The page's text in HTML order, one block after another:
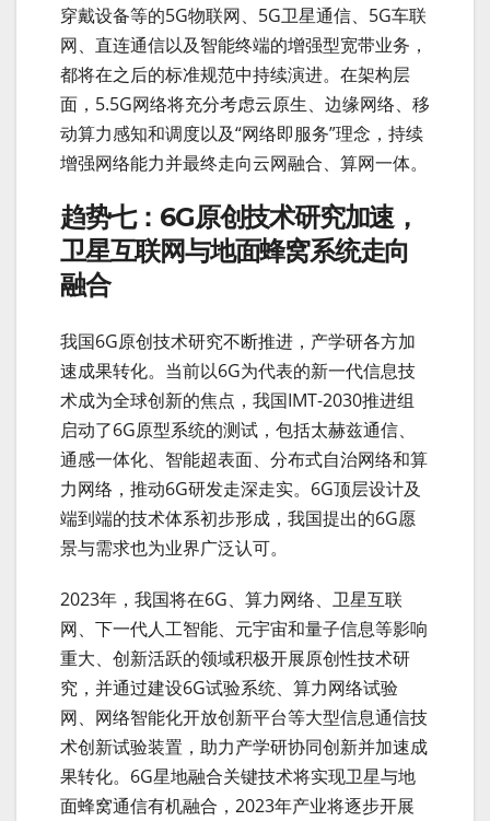
穿戴设备等的5G物联网、5G卫星通信、5G车联
网、直连通信以及智能终端的增强型宽带业务，
都将在之后的标准规范中持续演进。在架构层
面，5.5G网络将充分考虑云原生、边缘网络、移
动算力感知和调度以及“网络即服务”理念，持续
增强网络能力并最终走向云网融合、算网一体。
趋势七：6G原创技术研究加速，
卫星互联网与地面蜂窝系统走向
融合
我国6G原创技术研究不断推进，产学研各方加
速成果转化。当前以6G为代表的新一代信息技
术成为全球创新的焦点，我国IMT-2030推进组
启动了6G原型系统的测试，包括太赫兹通信、
通感一体化、智能超表面、分布式自治网络和算
力网络，推动6G研发走深走实。6G顶层设计及
端到端的技术体系初步形成，我国提出的6G愿
景与需求也为业界广泛认可。
2023年，我国将在6G、算力网络、卫星互联
网、下一代人工智能、元宇宙和量子信息等影响
重大、创新活跃的领域积极开展原创性技术研
究，并通过建设6G试验系统、算力网络试验
网、网络智能化开放创新平台等大型信息通信技
术创新试验装置，助力产学研协同创新并加速成
果转化。6G星地融合关键技术将实现卫星与地
面蜂窝通信有机融合，2023年产业将逐步开展